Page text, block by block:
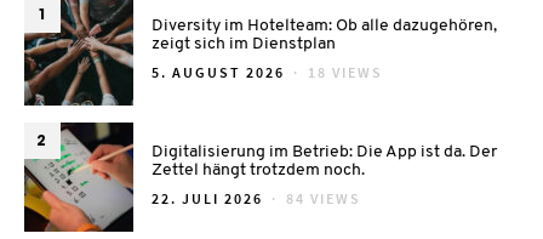
1
Diversity im Hotelteam: Ob alle dazugehören,
zeigt sich im Dienstplan
POSTED
5. AUGUST 2026 18 VIEWS
2
Digitalisierung im Betrieb: Die App ist da. Der
Zettel hängt trotzdem noch.
POSTED
22. JULI 2026 84 VIEWS